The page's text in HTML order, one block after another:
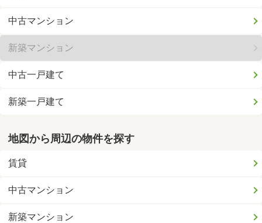
中古マンション
新築マンション
中古一戸建て
新築一戸建て
地図から周辺の物件を探す
賃貸
中古マンション
新築マンション